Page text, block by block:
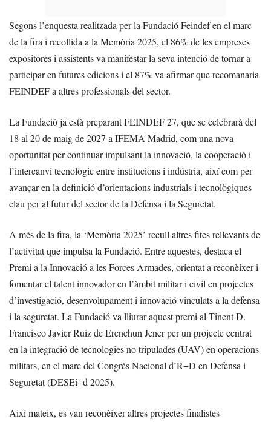
Segons l’enquesta realitzada per la Fundació Feindef en el marc
de la fira i recollida a la Memòria 2025, el 86% de les empreses
expositores i assistents va manifestar la seva intenció de tornar a
participar en futures edicions i el 87% va afirmar que recomanaria
FEINDEF a altres professionals del sector.
La Fundació ja està preparant FEINDEF 27, que se celebrarà del
18 al 20 de maig de 2027 a IFEMA Madrid, com una nova
oportunitat per continuar impulsant la innovació, la cooperació i
l’intercanvi tecnològic entre institucions i indústria, així com per
avançar en la definició d’orientacions industrials i tecnològiques
clau per al futur del sector de la Defensa i la Seguretat.
A més de la fira, la ‘Memòria 2025’ recull altres fites rellevants de
l’activitat que impulsa la Fundació. Entre aquestes, destaca el
Premi a la Innovació a les Forces Armades, orientat a reconèixer i
fomentar el talent innovador en l’àmbit militar i civil en projectes
d’investigació, desenvolupament i innovació vinculats a la defensa
i la seguretat. La Fundació va lliurar aquest premi al Tinent D.
Francisco Javier Ruiz de Erenchun Jener per un projecte centrat
en la integració de tecnologies no tripulades (UAV) en operacions
militars, en el marc del Congrés Nacional d’R+D en Defensa i
Seguretat (DESEi+d 2025).
Així mateix, es van reconèixer altres projectes finalistes